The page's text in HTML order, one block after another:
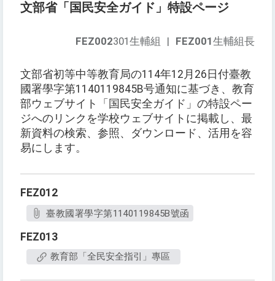
文部省「国民安全ガイド」特設ページ
FEZ001生輔組長
FEZ002301生輔組 |
文部省初等中等教育局の114年12月26日付臺教
國署學字第1140119845B号通知に基づき、教育
部ウェブサイト「国民安全ガイド」の特設ペー
ジへのリンクを学校ウェブサイトに掲載し、最
新資料の検索、参照、ダウンロード、活用を容
易にします。
FEZ012
臺教國署學字第1140119845B號函
FEZ013
教育部「全民安全指引」專區